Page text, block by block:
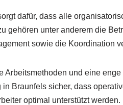
dafür, dass alle
gehören unter anderem die
sowie die Koordination
Arbeitsmethoden und eine
Braunfels sicher, dass
optimal unterstützt werden.